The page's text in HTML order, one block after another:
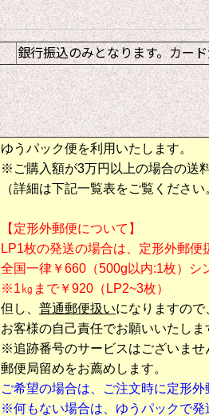
銀行振込のみとなります。カー
ゆうパック便を利用いたします。
※ご購入額が3万円以上の場合の送
（詳細は下記一覧表をご覧ください
【定形外郵便について】
LP1枚の発送の場合は、定形外郵便
全国一律￥660（500g以内:1枚）シ
※1㎏まで￥920（LP2~3枚）
但し、 普通郵便扱いになりますの
お客様の自己責任でお願いいたしま
※追跡番号のサービスはございませ
郵便局留めをお薦めします。
ご希望の場合は、ご注文時に定形
※何もない場合は、ゆうパックで発